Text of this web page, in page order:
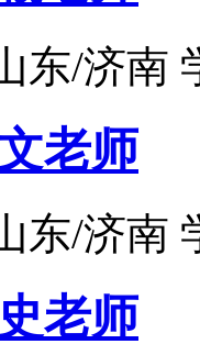
东/济南
老师
东/济南
老师